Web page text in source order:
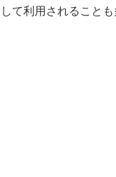
て利用されること